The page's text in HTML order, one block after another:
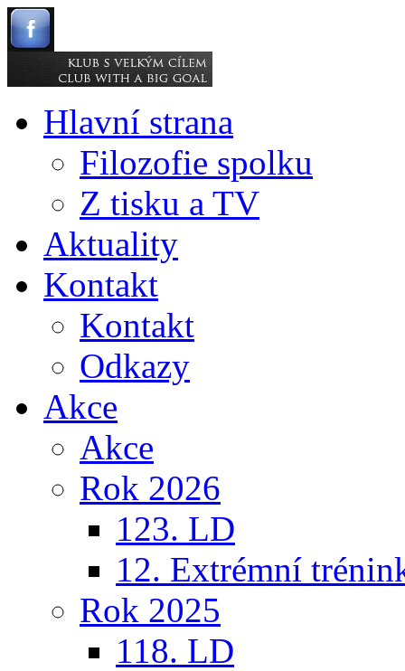
Hlavní strana
Filozofie spolku
Z tisku a TV
Aktuality
Kontakt
Kontakt
Odkazy
Akce
Akce
Rok 2026
123. LD
12. Extrémní
Rok 2025
118. LD